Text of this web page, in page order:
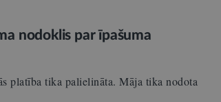
nodoklis par īpašuma
platība tika palielināta. Māja tika nodota